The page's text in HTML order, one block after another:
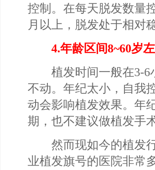
控制。在每天脱发数量
月以上，脱发处于相对
4.年龄区间8~60岁
植发时间一般在3-6
不动。年纪太小，自我
动会影响植发效果。年
期，也不建议做植发手术
然而现如今的植发行
业植发旗号的医院非常